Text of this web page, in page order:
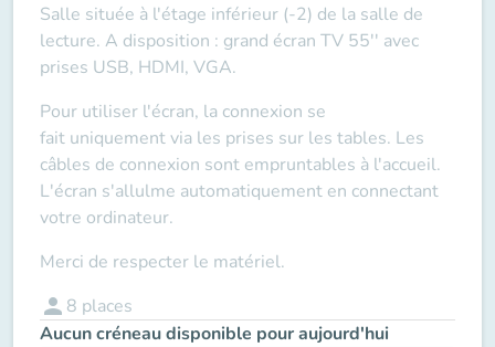
Salle située à l'étage inférieur (-2) de la salle de
lecture. A disposition : grand écran TV 55'' avec
prises USB, HDMI, VGA.
Pour utiliser l'écran, la connexion se
fait uniquement via les prises sur les tables. Les
câbles de connexion sont empruntables à l'accueil.
L'écran s'allulme automatiquement en connectant
votre ordinateur.
Merci de respecter le matériel.
person 8 places
Aucun créneau disponible pour aujourd'hui